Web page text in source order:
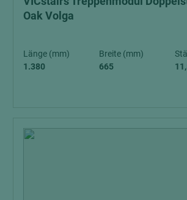
Oak Volga
Länge (mm)
1.380
Breite (mm)
665